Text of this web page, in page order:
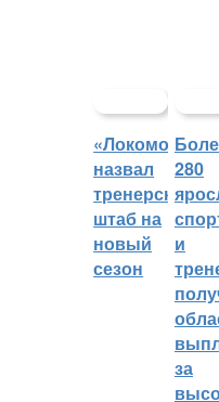
«Локомотив»
назвал
тренерский
штаб на
новый
сезон
280
и
за